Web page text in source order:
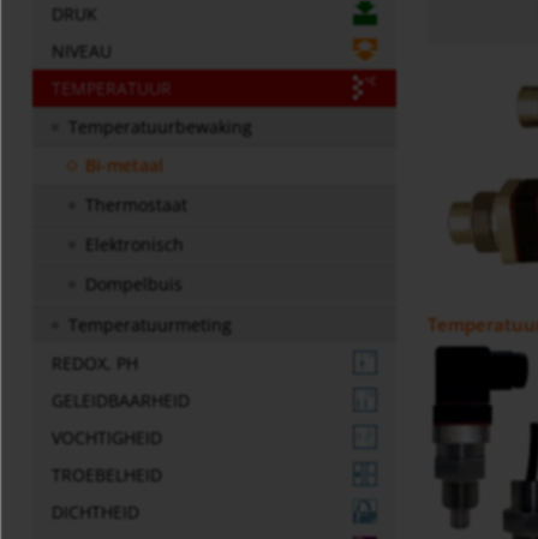
DRUK
NIVEAU
TEMPERATUUR
Temperatuurbewaking
Bi-metaal
Thermostaat
Elektronisch
Dompelbuis
Temperatuurmeting
REDOX, PH
GELEIDBAARHEID
VOCHTIGHEID
TROEBELHEID
DICHTHEID